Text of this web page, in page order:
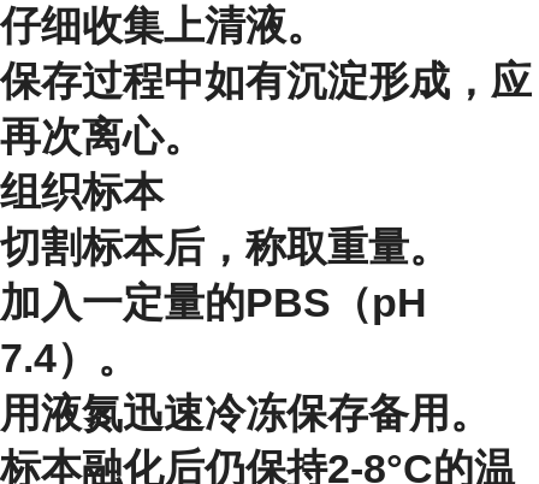
仔细收集上清液。
保存过程中如有沉淀形成，应
再次离心。
组织标本
切割标本后，称取重量。
加入一定量的PBS（pH
7.4）。
用液氮迅速冷冻保存备用。
标本融化后仍保持2-8°C的温